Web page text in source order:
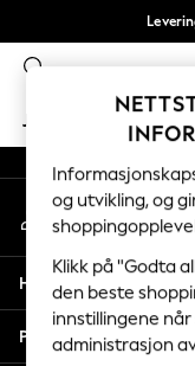
JENTER
GIRLS
New In
50 - 92cm
98 - 110cm
116 - 134cm
140 - 174cm
Trending:
An error occurred on
Min konto
Logg inn på
Hjelp
Personvern & Juridisk
og utvikling, og
Klikk på "Godta
den beste
innstillingene
administrasjon